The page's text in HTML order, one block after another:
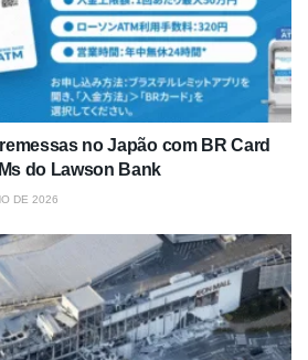
no Japão com BR Card
do Lawson Bank
DE 2026